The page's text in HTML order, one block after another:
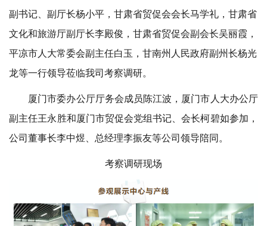
副书记、副厅长杨小平，甘肃省贸促会会长马学礼，甘肃省
文化和旅游厅副厅长李殿俊，甘肃省贸促会副会长吴丽霞，
平凉市人大常委会副主任白玉，甘南州人民政府副州长杨光
龙等一行领导莅临我司考察调研。
厦门市委办公厅厅务会成员陈江波，厦门市人大办公厅
副主任王永胜和厦门市贸促会党组书记、会长柯碧如参加，
公司董事长李中煜、总经理李振友等公司领导陪同。
考察调研现场